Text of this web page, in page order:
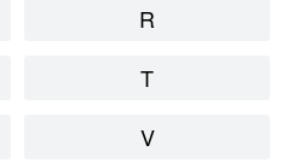
R
T
V